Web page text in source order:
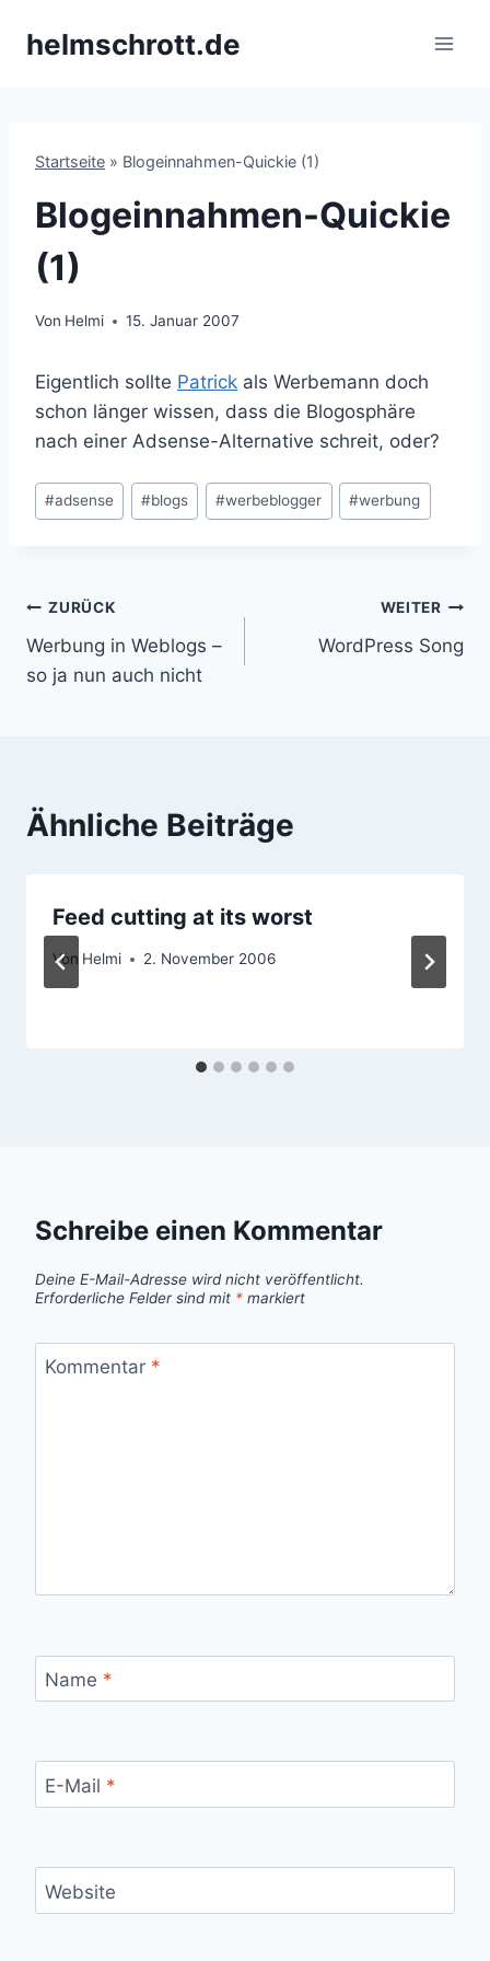
Inhalthelmschrott.de
Startseite » Blogeinnahmen-Quickie (1)
Blogeinnahmen-Quickie
(1)
Von Helmi 15. Januar 2007
Eigentlich sollte Patrick als Werbemann doch
schon länger wissen, dass die Blogosphäre
nach einer Adsense-Alternative schreit, oder?
Schlagworte:
#adsense #blogs #werbeblogger #werbung
Beitragsnavigation
ZURÜCK
Werbung in Weblogs –
so ja nun auch nicht
WEITER
WordPress Song
Ähnliche Beiträge
Feed cutting at its worst
Von Helmi 2. November 2006
Schreibe einen Kommentar
Deine E-Mail-Adresse wird nicht veröffentlicht.
Erforderliche Felder sind mit * markiert
Kommentar *
Name *
E-Mail *
Website